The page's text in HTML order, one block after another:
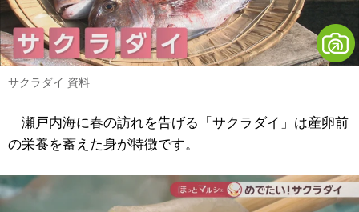
サクラダイ 資料
瀬戸内海に春の訪れを告げる「サクラダイ」は産卵前
の栄養を蓄えた身が特徴です。